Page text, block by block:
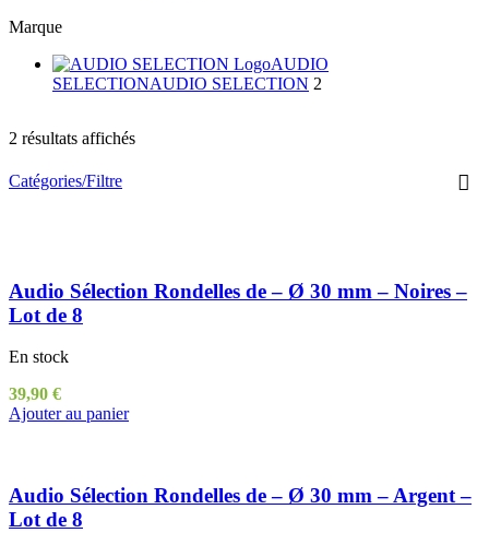
Marque
AUDIO
SELECTIONAUDIO SELECTION 2
2 résultats affichés
Catégories/Filtre
Audio Sélection Rondelles de – Ø 30 mm – Noires –
Lot de 8
En stock
39,90 €
Ajouter au panier
Audio Sélection Rondelles de – Ø 30 mm – Argent –
Lot de 8